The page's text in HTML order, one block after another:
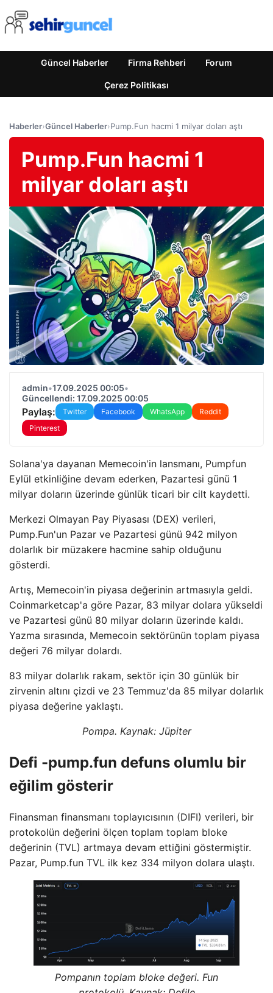
Güncel Haberler Firma Rehberi Forum
Çerez Politikası
Haberler›Güncel Haberler›Pump.Fun hacmi 1 milyar doları aştı
Pump.Fun hacmi 1
milyar doları aştı
admin•17.09.2025 00:05•
Güncellendi: 17.09.2025 00:05
Paylaş: Twitter Facebook WhatsApp
Reddit
Pinterest
Solana'ya dayanan Memecoin'in lansmanı, Pumpfun
Eylül etkinliğine devam ederken, Pazartesi günü 1
milyar doların üzerinde günlük ticari bir cilt kaydetti.
Merkezi Olmayan Pay Piyasası (DEX) verileri,
Pump.Fun'un Pazar ve Pazartesi günü 942 milyon
dolarlık bir müzakere hacmine sahip olduğunu
gösterdi.
Artış, Memecoin'in piyasa değerinin artmasıyla geldi.
Coinmarketcap'a göre Pazar, 83 milyar dolara yükseldi
ve Pazartesi günü 80 milyar doların üzerinde kaldı.
Yazma sırasında, Memecoin sektörünün toplam piyasa
değeri 76 milyar dolardı.
83 milyar dolarlık rakam, sektör için 30 günlük bir
zirvenin altını çizdi ve 23 Temmuz'da 85 milyar dolarlık
piyasa değerine yaklaştı.
Pompa. Kaynak: Jüpiter
Defi -pump.fun defuns olumlu bir
eğilim gösterir
Finansman finansmanı toplayıcısının (DIFI) verileri, bir
protokolün değerini ölçen toplam toplam bloke
değerinin (TVL) artmaya devam ettiğini göstermiştir.
Pazar, Pump.fun TVL ilk kez 334 milyon dolara ulaştı.
Pompanın toplam bloke değeri. Fun